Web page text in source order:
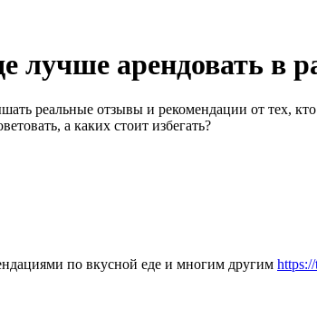
лучше арендовать в
реальные отзывы и рекомендации от тех,
а каких стоит избегать?
по вкусной еде и многим другим